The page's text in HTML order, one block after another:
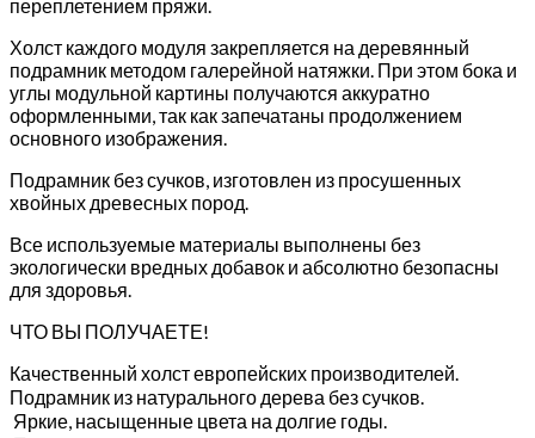
переплетением пряжи.
Холст каждого модуля закрепляется на деревянный
подрамник методом галерейной натяжки. При этом бока и
углы модульной картины получаются аккуратно
оформленными, так как запечатаны продолжением
основного изображения.
Подрамник без сучков, изготовлен из просушенных
хвойных древесных пород.
Все используемые материалы выполнены без
экологически вредных добавок и абсолютно безопасны
для здоровья.
ЧТО ВЫ ПОЛУЧАЕТЕ!
Качественный холст европейских производителей.
Подрамник из натурального дерева без сучков.
Яркие, насыщенные цвета на долгие годы.